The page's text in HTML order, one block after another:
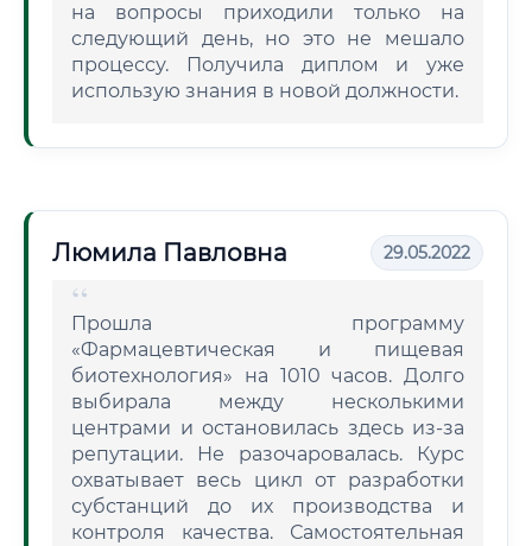
на вопросы приходили только на
следующий день, но это не мешало
процессу. Получила диплом и уже
использую знания в новой должности.
Люмила Павловна 29.05.2022
Прошла программу
«Фармацевтическая и пищевая
биотехнология» на 1010 часов. Долго
выбирала между несколькими
центрами и остановилась здесь из-за
репутации. Не разочаровалась. Курс
охватывает весь цикл от разработки
субстанций до их производства и
контроля качества. Самостоятельная